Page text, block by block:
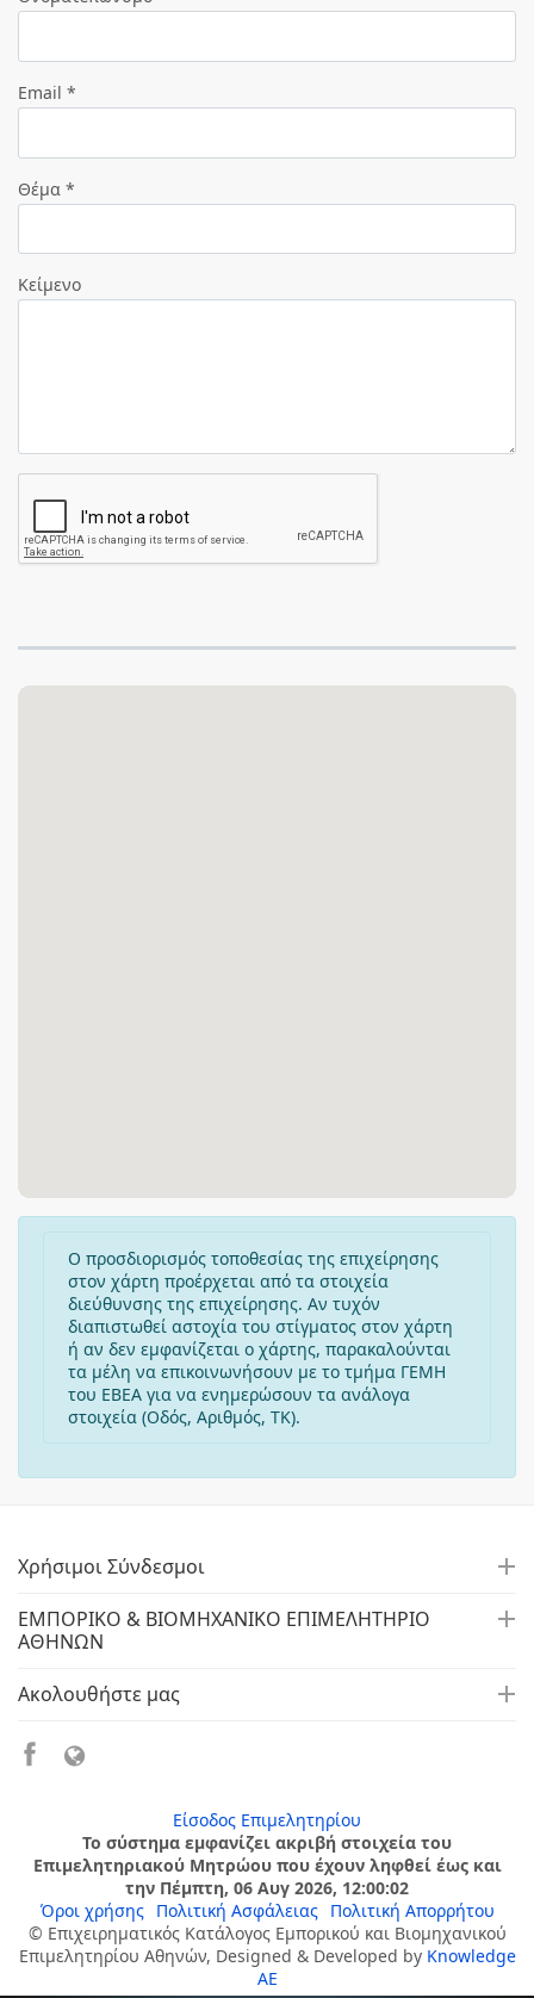
Email *
Θέμα *
Κείμενο
Ο προσδιορισμός τοποθεσίας της επιχείρησης
στον χάρτη προέρχεται από τα στοιχεία
διεύθυνσης της επιχείρησης. Αν τυχόν
διαπιστωθεί αστοχία του στίγματος στον χάρτη
ή αν δεν εμφανίζεται ο χάρτης, παρακαλούνται
τα μέλη να επικοινωνήσουν με το τμήμα ΓΕΜΗ
του ΕΒΕΑ για να ενημερώσουν τα ανάλογα
στοιχεία (Οδός, Αριθμός, ΤΚ).
Χρήσιμοι Σύνδεσμοι
ΕΜΠΟΡΙΚΟ & ΒΙΟΜΗΧΑΝΙΚΟ ΕΠΙΜΕΛΗΤΗΡΙΟ
ΑΘΗΝΩΝ
Ακολουθήστε μας
Είσοδος Επιμελητηρίου
Το σύστημα εμφανίζει ακριβή στοιχεία του
Επιμελητηριακού Μητρώου που έχουν ληφθεί έως και
την Πέμπτη, 06 Αυγ 2026, 12:00:02
Όροι χρήσης
Πολιτική Ασφάλειας
Πολιτική Απορρήτου
© Επιχειρηματικός Κατάλογος Εμπορικού και Βιομηχανικού
Επιμελητηρίου Αθηνών, Designed & Developed by Knowledge
AE